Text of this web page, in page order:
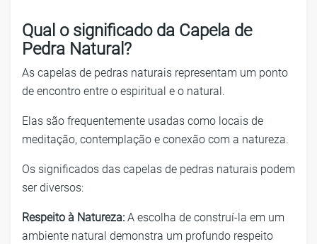
Qual o significado da Capela de
Pedra Natural?
As capelas de pedras naturais representam um ponto
de encontro entre o espiritual e o natural.
Elas são frequentemente usadas como locais de
meditação, contemplação e conexão com a natureza.
Os significados das capelas de pedras naturais podem
ser diversos:
Respeito à Natureza: A escolha de construí-la em um
ambiente natural demonstra um profundo respeito